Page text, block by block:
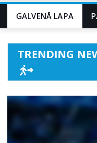
GALVENĀ LAPA
TRENDING
5-4-1 Futbola